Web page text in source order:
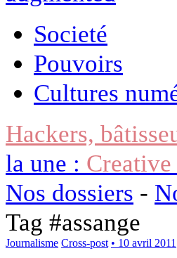
Societé
Pouvoirs
Cultures
Hackers,
la une :
Nos dossiers -
Tag #assange
Journalisme Cross-post • 10 avril 2011